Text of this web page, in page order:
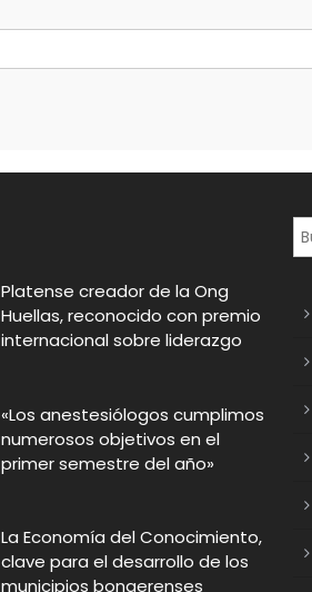
Platense creador de la Ong
Huellas, reconocido con premio
internacional sobre liderazgo
«Los anestesiólogos cumplimos
numerosos objetivos en el
primer semestre del año»
La Economía del Conocimiento,
clave para el desarrollo de los
municipios bonaerenses